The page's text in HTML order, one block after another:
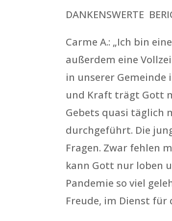
DANKENSWERTE
Carme A.: „Ich bin
außerdem eine
in unserer Gemeinde
und Kraft trägt Gott
Gebets quasi täglich
durchgeführt. Die
Fragen. Zwar fehlen
kann Gott nur loben
Pandemie so viel
Freude, im Dienst für